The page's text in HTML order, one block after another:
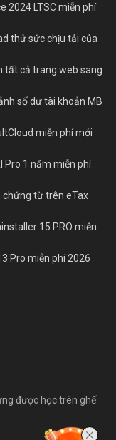
2024 LTSC miễn phí
thử sức chịu tải của
tất cả trang web sang
số dư tài khoản MB
miễn phí mới
Pro 1 năm miễn phí
chứng từ trên eTax
15 PRO miễn
Pro miễn phí 2026
được học trên ghế